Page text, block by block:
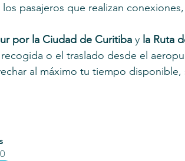
pasajeros que realizan
por la Ciudad de Curitiba y la Ruta
o el traslado desde el
al máximo tu tiempo